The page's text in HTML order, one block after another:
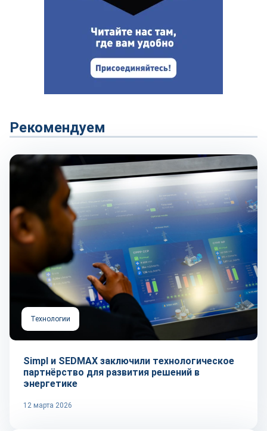
Рекомендуем
Технологии
Simpl и SEDMAX заключили технологическое
партнёрство для развития решений в
энергетике
12 марта 2026
Тренды